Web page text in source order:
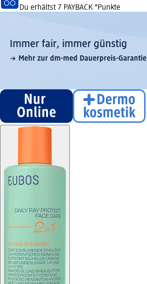
Du erhältst 7 PAYBACK °Punkte
Immer fair,­ immer günstig
Mehr zur dm-med Dauerpreis-Garantie